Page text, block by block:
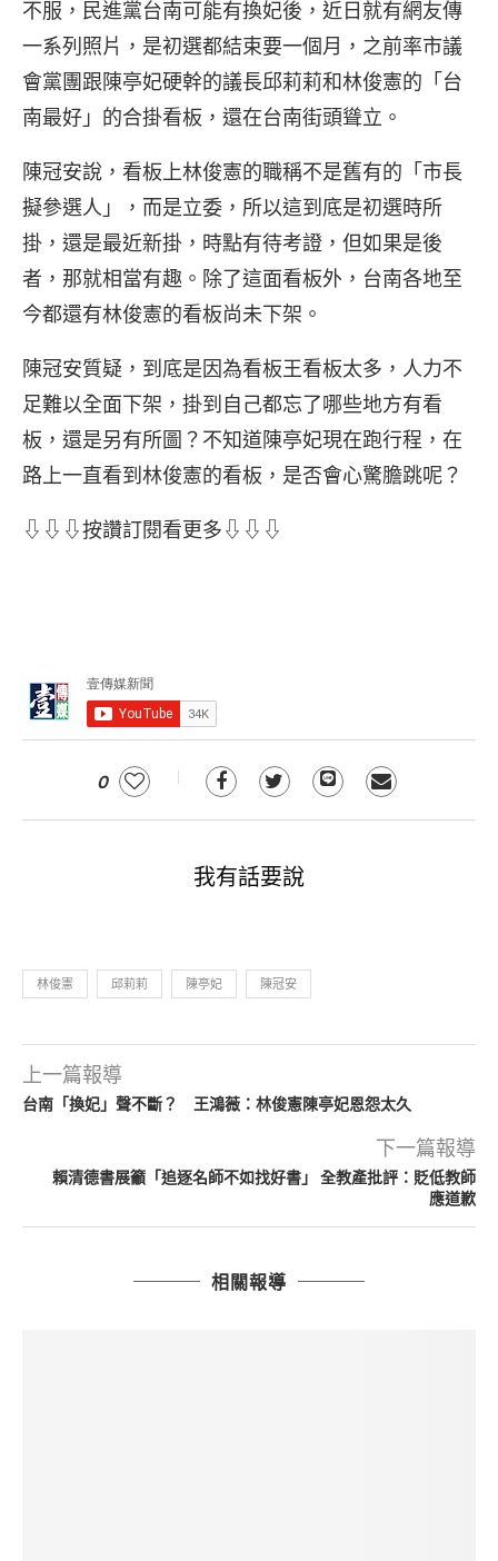
不服，民進黨台南可能有換妃後，近日就有網友傳
一系列照片，是初選都結束要一個月，之前率市議
會黨團跟陳亭妃硬幹的議長邱莉莉和林俊憲的「台
南最好」的合掛看板，還在台南街頭聳立。
陳冠安說，看板上林俊憲的職稱不是舊有的「市長
擬參選人」，而是立委，所以這到底是初選時所
掛，還是最近新掛，時點有待考證，但如果是後
者，那就相當有趣。除了這面看板外，台南各地至
今都還有林俊憲的看板尚未下架。
陳冠安質疑，到底是因為看板王看板太多，人力不
足難以全面下架，掛到自己都忘了哪些地方有看
板，還是另有所圖？不知道陳亭妃現在跑行程，在
路上一直看到林俊憲的看板，是否會心驚膽跳呢？
⇩⇩⇩按讚訂閱看更多⇩⇩⇩
0
我有話要說
林俊憲 邱莉莉 陳亭妃 陳冠安
上一篇報導
台南「換妃」聲不斷？ 王鴻薇：林俊憲陳亭妃恩怨太久
下一篇報導
賴清德書展籲「追逐名師不如找好書」 全教產批評：貶低教師
應道歉
相關報導